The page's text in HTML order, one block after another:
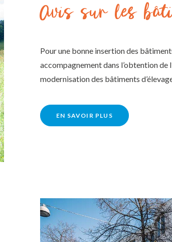
Avis sur les
Pour une bonne insertion des
accompagnement dans l’obtention de
modernisation des bâtiments
EN SAVOIR PLUS